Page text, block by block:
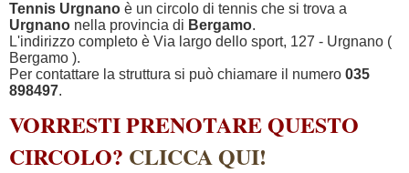
Tennis Urgnano è un circolo di tennis che si trova a
Urgnano nella provincia di Bergamo.
L'indirizzo completo è Via largo dello sport, 127 - Urgnano (
Bergamo ).
Per contattare la struttura si può chiamare il numero 035
898497.
VORRESTI PRENOTARE QUESTO
CIRCOLO? CLICCA QUI!